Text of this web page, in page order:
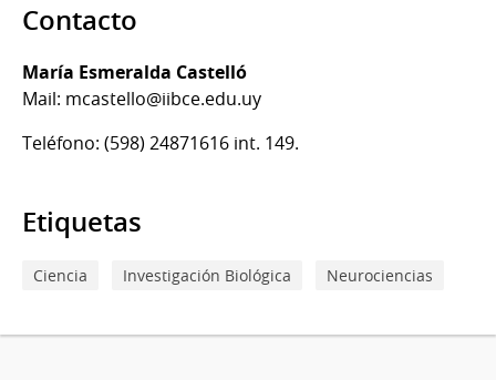
Contacto
María Esmeralda Castelló
Mail: mcastello@iibce.edu.uy
Teléfono: (598) 24871616 int. 149.
Etiquetas
Ciencia Investigación Biológica Neurociencias